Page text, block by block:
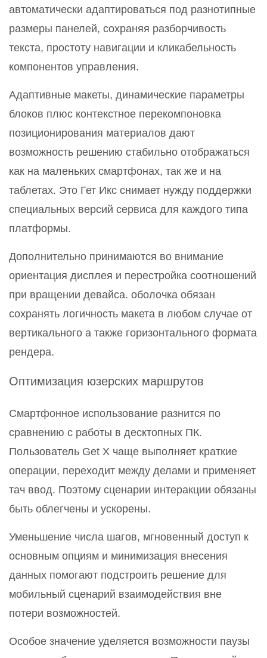
автоматически адаптироваться под разнотипные
размеры панелей, сохраняя разборчивость
текста, простоту навигации и кликабельность
компонентов управления.
Адаптивные макеты, динамические параметры
блоков плюс контекстное перекомпоновка
позиционирования материалов дают
возможность решению стабильно отображаться
как на маленьких смартфонах, так же и на
таблетах. Это Гет Икс снимает нужду поддержки
специальных версий сервиса для каждого типа
платформы.
Дополнительно принимаются во внимание
ориентация дисплея и перестройка соотношений
при вращении девайса. оболочка обязан
сохранять логичность макета в любом случае от
вертикального а также горизонтального формата
рендера.
Оптимизация юзерских маршрутов
Смартфонное использование разнится по
сравнению с работы в десктопных ПК.
Пользователь Get X чаще выполняет краткие
операции, переходит между делами и применяет
тач ввод. Поэтому сценарии интеракции обязаны
быть облегчены и ускорены.
Уменьшение числа шагов, мгновенный доступ к
основным опциям и минимизация внесения
данных помогают подстроить решение для
мобильный сценарий взаимодействия вне
потери возможностей.
Особое значение уделяется возможности паузы